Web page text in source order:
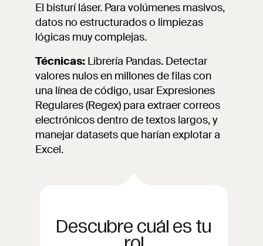
El bisturí láser. Para volúmenes masivos,
datos no estructurados o limpiezas
lógicas muy complejas.
Técnicas: Librería Pandas. Detectar
valores nulos en millones de filas con
una línea de código, usar Expresiones
Regulares (Regex) para extraer correos
electrónicos dentro de textos largos, y
manejar datasets que harían explotar a
Excel.
Descubre cuál es tu